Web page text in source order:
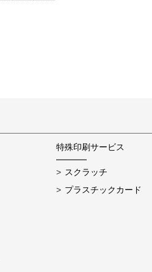
特殊印刷サービス
スクラッチ
プラスチックカード